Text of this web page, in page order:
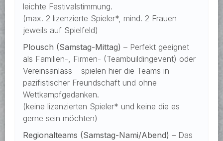
leichte Festivalstimmung.
(max. 2 lizenzierte Spieler*, mind. 2 Frauen
jeweils auf Spielfeld)
Plousch (Samstag-Mittag) – Perfekt geeignet
als Familien-, Firmen- (Teambuildingevent) oder
Vereinsanlass – spielen hier die Teams in
pazifistischer Freundschaft und ohne
Wettkampfgedanken.
(keine lizenzierten Spieler* und keine die es
gerne sein möchten)
Regionalteams (Samstag-Nami/Abend) – Das